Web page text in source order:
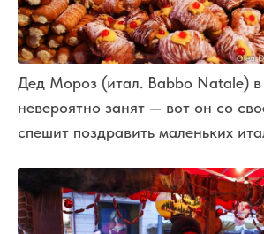
Дед Мороз (итал. Babbo Natale) в
невероятно занят — вот он со
спешит поздравить маленьких